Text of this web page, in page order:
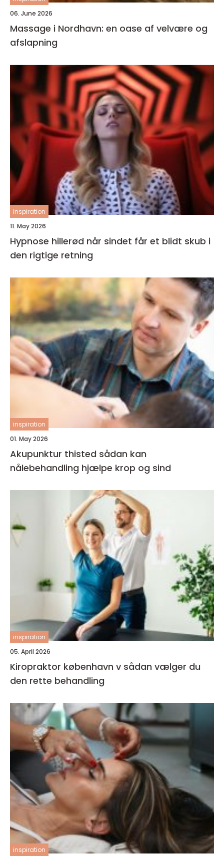
06. June 2026
Massage i Nordhavn: en oase af velvære og
afslapning
inspiration
11. May 2026
Hypnose hillerød når sindet får et blidt skub i
den rigtige retning
inspiration
01. May 2026
Akupunktur thisted sådan kan
nålebehandling hjælpe krop og sind
inspiration
05. April 2026
Kiropraktor københavn v sådan vælger du
den rette behandling
inspiration